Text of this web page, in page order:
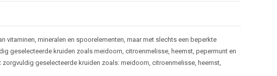
vitaminen, mineralen en spoorelementen, maar met slechts een beperkte
geselecteerde kruiden zoals meidoorn, citroenmelisse, heemst, pepermunt en
geselecteerde kruiden zoals: meidoorn, citroenmelisse, heemst,